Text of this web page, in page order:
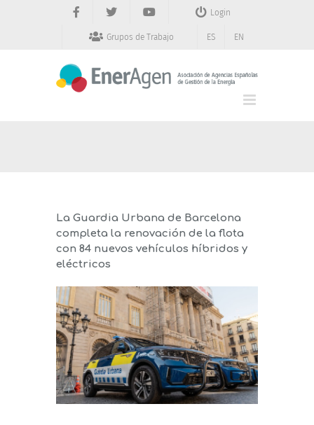
Login
Grupos de Trabajo ES EN
La Guardia Urbana de Barcelona
completa la renovación de la flota
con 84 nuevos vehículos híbridos y
eléctricos